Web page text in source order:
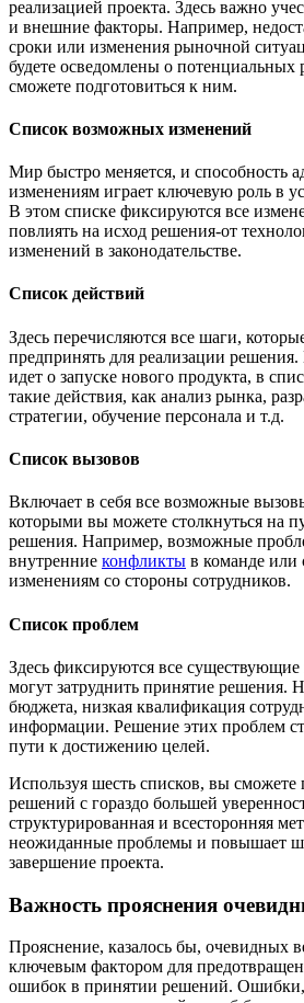
реализацией проекта. Здесь важно
и внешние факторы. Например,
сроки или изменения рыночной
будете осведомлены о потенциальных
сможете подготовиться к ним.
Список возможных изменений
Мир быстро меняется, и способность
изменениям играет ключевую роль в
В этом списке фиксируются все
повлиять на исход решения-от
изменений в законодательстве.
Список действий
Здесь перечисляются все шаги,
предпринять для реализации
идет о запуске нового продукта, в
такие действия, как анализ рынка,
стратегии, обучение персонала и т.д.
Список вызовов
Включает в себя все возможные
которыми вы можете столкнуться на
решения. Например, возможные
внутренние конфликты в команде или
изменениям со стороны сотрудников.
Список проблем
Здесь фиксируются все
могут затруднить принятие решения.
бюджета, низкая квалификация
информации. Решение этих проблем
пути к достижению целей.
Используя шесть списков, вы
решений с гораздо большей
структурированная и всесторонняя
неожиданные проблемы и повышает
завершение проекта.
Важность прояснения
Прояснение, казалось бы, очевидных
ключевым фактором для
ошибок в принятии решений. Ошибки,